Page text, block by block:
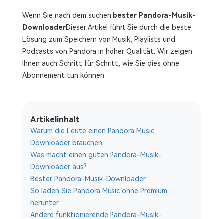
Wenn Sie nach dem suchen bester Pandora-Musik-
DownloaderDieser Artikel führt Sie durch die beste
Lösung zum Speichern von Musik, Playlists und
Podcasts von Pandora in hoher Qualität. Wir zeigen
Ihnen auch Schritt für Schritt, wie Sie dies ohne
Abonnement tun können.
Artikelinhalt
Warum die Leute einen Pandora Music
Downloader brauchen
Was macht einen guten Pandora-Musik-
Downloader aus?
Bester Pandora-Musik-Downloader
So laden Sie Pandora Music ohne Premium
herunter
Andere funktionierende Pandora-Musik-